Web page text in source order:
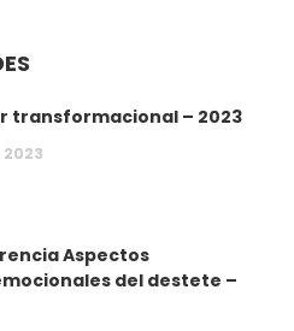
transformacional – 2023
2023
Aspectos
del destete –